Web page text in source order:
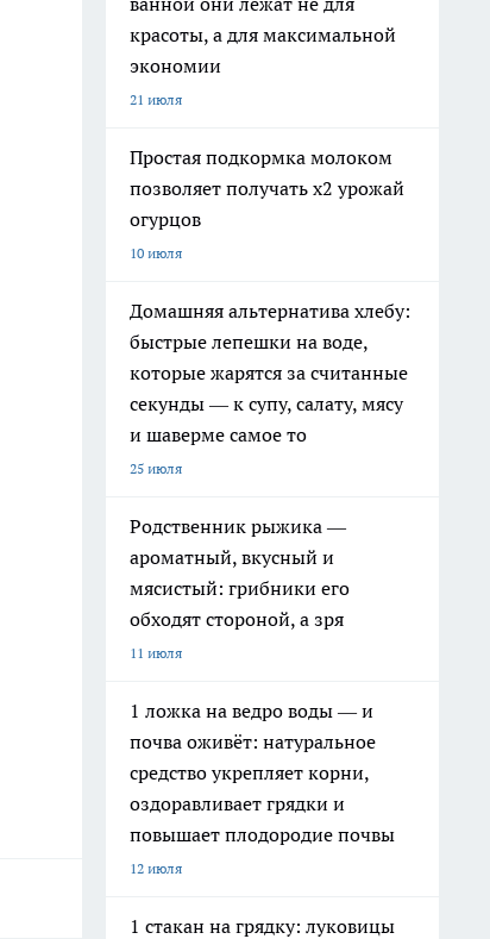
красоты, а для максимальной
экономии
21 июля
Простая подкормка молоком
позволяет получать х2 урожай
огурцов
10 июля
Домашняя альтернатива хлебу:
быстрые лепешки на воде,
которые жарятся за считанные
секунды — к супу, салату, мясу
и шаверме самое то
25 июля
Родственник рыжика —
ароматный, вкусный и
мясистый: грибники его
обходят стороной, а зря
11 июля
1 ложка на ведро воды — и
почва оживёт: натуральное
средство укрепляет корни,
оздоравливает грядки и
повышает плодородие почвы
12 июля
1 стакан на грядку: луковицы